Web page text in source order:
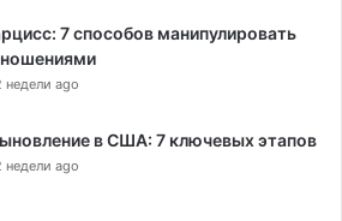
7 способов манипулировать
недели ago
в США: 7 ключевых этапов
недели ago